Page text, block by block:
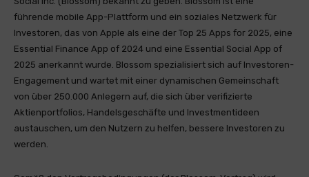
führende mobile App-Plattform und ein soziales Netzwerk für
Investoren, das von Apple als eine der Top 25 Apps for 2025, eine
Essential Finance App of 2024 und eine Essential Social App of
2025 anerkannt wurde. Blossom spezialisiert sich auf Investoren-
Engagement und wartet mit einer dynamischen Gemeinschaft
von über 250.000 Anlegern auf, die sich über verifizierte
Aktienportfolios, Handelsgeschäfte und Investmentideen
austauschen, um den Nutzern zu helfen, bessere Investoren zu
werden.